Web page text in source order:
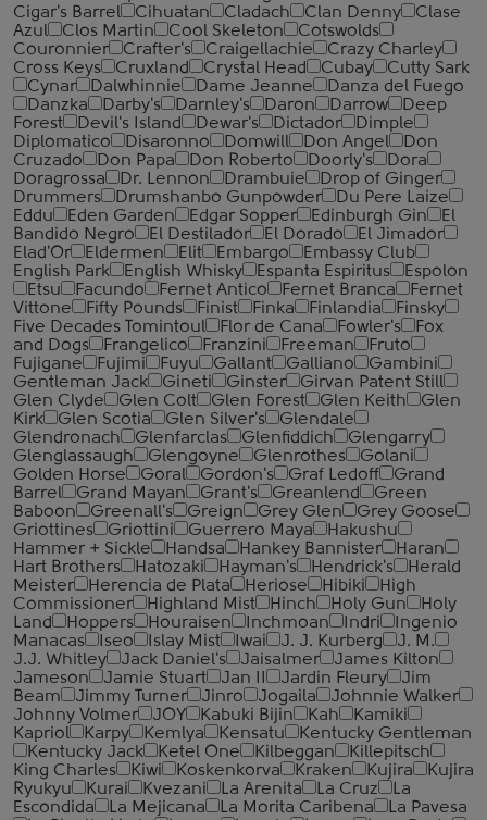
Cigar's Barrel
Cihuatan Cladach Clan Denny
Clase
Azul
Clos Martin Cool Skeleton
Cotswolds
Couronnier
Crafter's Craigellachie
Crazy Charley
Cross Keys
Cruxland Crystal Head Cubay
Cutty Sark
Cynar
Dalwhinnie Dame Jeanne
Danza del Fuego
Danzka
Darby's Darnley's Daron Darrow
Deep
Forest
Devil's Island Dewar's Dictador
Dimple
Diplomatico
Disaronno Domwill Don Angel
Don
Cruzado
Don Papa Don Roberto Doorly's
Dora
Doragrossa
Dr. Lennon Drambuie
Drop of Ginger
Drummers
Drumshanbo Gunpowder
Du Pere Laize
Eddu
Eden Garden Edgar Sopper Edinburgh Gin
El
Bandido Negro
El Destilador El Dorado
El Jimador
Elad'Or
Eldermen Elit Embargo
Embassy Club
English Park
English Whisky Espanta Espiritus
Espolon
Etsu
Facundo Fernet Antico Fernet Branca
Fernet
Vittone
Fifty Pounds Finist Finka Finlandia
Finsky
Five Decades Tomintoul
Flor de Cana Fowler's
Fox
and Dogs
Frangelico Franzini Freeman
Fruto
Fujigane
Fujimi Fuyu Gallant Galliano
Gambini
Gentleman Jack
Gineti Ginster
Girvan Patent Still
Glen Clyde
Glen Colt Glen Forest Glen Keith
Glen
Kirk
Glen Scotia Glen Silver's
Glendale
Glendronach
Glenfarclas Glenfiddich
Glengarry
Glenglassaugh
Glengoyne Glenrothes
Golani
Golden Horse
Goral Gordon's Graf Ledoff
Grand
Barrel
Grand Mayan Grant's Greanlend
Green
Baboon
Greenall's Greign Grey Glen
Grey Goose
Griottines
Griottini Guerrero Maya
Hakushu
Hammer + Sickle
Handsa Hankey Bannister
Haran
Hart Brothers
Hatozaki Hayman's Hendrick's
Herald
Meister
Herencia de Plata Heriose Hibiki
High
Commissioner
Highland Mist Hinch Holy Gun
Holy
Land
Hoppers Houraisen Inchmoan Indri
Ingenio
Manacas
Iseo Islay Mist Iwai J. J. Kurberg
J. M.
J.J. Whitley
Jack Daniel's Jaisalmer
James Kilton
Jameson
Jamie Stuart Jan II Jardin Fleury
Jim
Beam
Jimmy Turner Jinro Jogaila
Johnnie Walker
Johnny Volmer
JOY Kabuki Bijin Kah
Kamiki
Kapriol
Karpy Kemlya Kensatu
Kentucky Gentleman
Kentucky Jack
Ketel One Kilbeggan
Killepitsch
King Charles
Kiwi Koskenkorva Kraken Kujira
Kujira
Ryukyu
Kurai Kvezani La Arenita La Cruz
La
Escondida
La Mejicana La Morita Caribena
La Pavesa